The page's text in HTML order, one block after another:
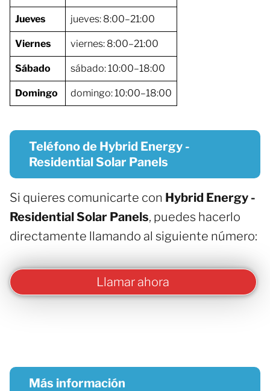
Jueves jueves: 8:00–21:00
Viernes viernes: 8:00–21:00
Sábado sábado: 10:00–18:00
Domingo domingo: 10:00–18:00
Teléfono de Hybrid Energy -
Residential Solar Panels
Si quieres comunicarte con Hybrid Energy -
Residential Solar Panels, puedes hacerlo
directamente llamando al siguiente número:
Llamar ahora
Más información